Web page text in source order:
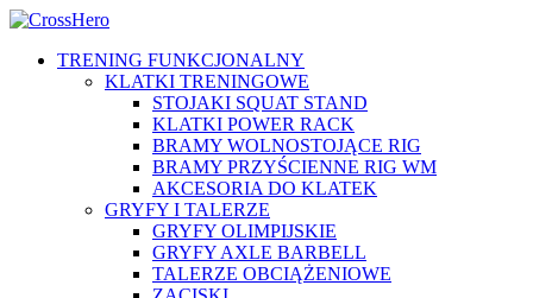
TRENING FUNKCJONALNY
KLATKI TRENINGOWE
STOJAKI SQUAT STAND
KLATKI POWER RACK
BRAMY WOLNOSTOJĄCE RIG
BRAMY PRZYŚCIENNE RIG WM
AKCESORIA DO KLATEK
GRYFY I TALERZE
GRYFY OLIMPIJSKIE
GRYFY AXLE BARBELL
TALERZE OBCIĄŻENIOWE